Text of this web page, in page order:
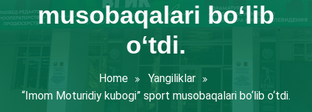
musobaqalari bo‘lib
o‘tdi.
Home
Yangiliklar
“Imom Moturidiy kubogi” sport musobaqalari bo‘lib o‘tdi.